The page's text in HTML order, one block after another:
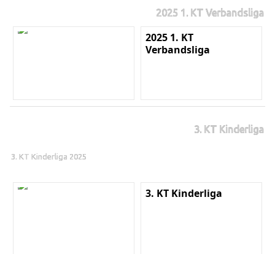
2025 1. KT Verbandsliga
2025 1. KT
Verbandsliga
3. KT Kinderliga
3. KT Kinderliga 2025
3. KT Kinderliga